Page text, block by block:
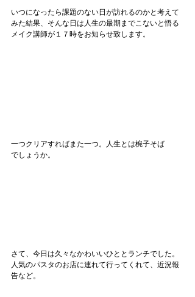
いつになったら課題のない日が訪れるのかと考えて
みた結果、そんな日は人生の最期までこないと悟る
メイク講師が１７時をお知らせ致します。
一つクリアすればまた一つ。人生とは椀子そば
でしょうか。
さて、今日は久々なかわいいひととランチでした。
人気のパスタのお店に連れて行ってくれて、近況報
告など。